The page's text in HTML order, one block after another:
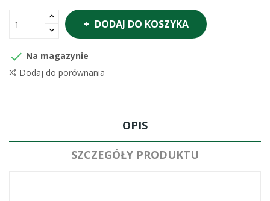
DODAJ DO KOSZYKA
 Na magazynie
Dodaj do porównania
OPIS
SZCZEGÓŁY PRODUKTU